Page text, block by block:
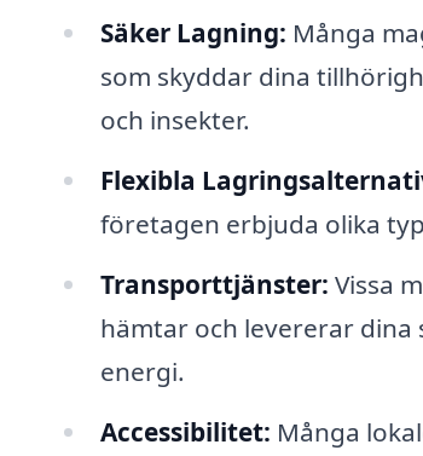
Säker Lagning: Många
som skyddar dina
och insekter.
Flexibla
företagen erbjuda olika
Transporttjänster: Vissa
hämtar och levererar dina
energi.
Accessibilitet: Många